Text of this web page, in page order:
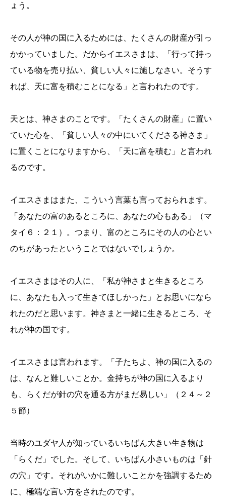
ょう。
その人が神の国に入るためには、たくさんの財産が引っ
かかっていました。だからイエスさまは、「行って持っ
ている物を売り払い、貧しい人々に施しなさい。そうす
れば、天に富を積むことになる」と言われたのです。
天とは、神さまのことです。「たくさんの財産」に置い
ていた心を、「貧しい人々の中にいてくださる神さま」
に置くことになりますから、「天に富を積む」と言われ
るのです。
イエスさまはまた、こういう言葉も言っておられます。
「あなたの富のあるところに、あなたの心もある」（マ
タイ６：２１）。つまり、富のところにその人の心とい
のちがあったということではないでしょうか。
イエスさまはその人に、「私が神さまと生きるところ
に、あなたも入って生きてほしかった」とお思いになら
れたのだと思います。神さまと一緒に生きるところ、そ
れが神の国です。
イエスさまは言われます。「子たちよ、神の国に入るの
は、なんと難しいことか。金持ちが神の国に入るより
も、らくだが針の穴を通る方がまだ易しい」（２４～２
５節）
当時のユダヤ人が知っているいちばん大きい生き物は
「らくだ」でした。そして、いちばん小さいものは「針
の穴」です。それがいかに難しいことかを強調するため
に、極端な言い方をされたのです。